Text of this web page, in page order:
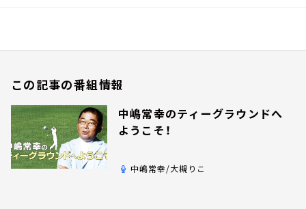
この記事の番組情報
中嶋常幸のティーグラウンドへ
ようこそ！
中嶋常幸/大槻りこ